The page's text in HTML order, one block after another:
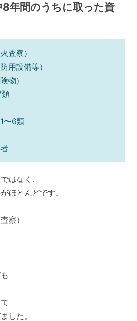
8年間のうちに取った資
査察）
用設備等）
物）
類
〜6類
はなく、
ほとんどです。
察）
した。